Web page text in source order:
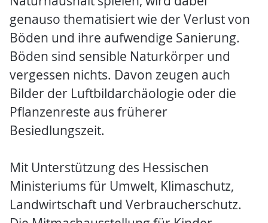
genauso thematisiert wie der Verlust von
Böden und ihre aufwendige Sanierung.
Böden sind sensible Naturkörper und
vergessen nichts. Davon zeugen auch
Bilder der Luftbildarchäologie oder die
Pflanzenreste aus früherer
Besiedlungszeit.
Mit Unterstützung des Hessischen
Ministeriums für Umwelt, Klimaschutz,
Landwirtschaft und Verbraucherschutz.